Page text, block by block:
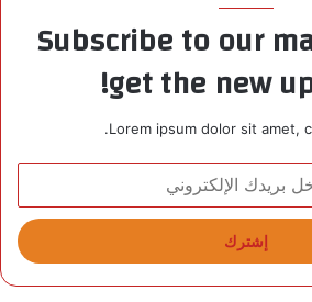
Subscribe to our
get the new
Lorem ipsum dolor sit amet,